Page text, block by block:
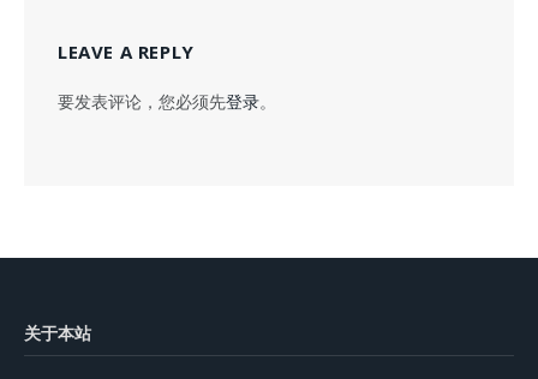
LEAVE A REPLY
要发表评论，您必须先登录。
关于本站